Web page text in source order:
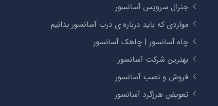
جنرال سرویس آسانسور
مواردی که باید درباره ی درب آسانسور بدانیم
چاه آسانسور | چاهک آسانسور
بهترین شرکت آسانسور
فروش و نصب آسانسور
تعویض هرزگرد آسانسور